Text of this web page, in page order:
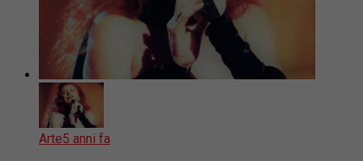
Arte5 anni fa